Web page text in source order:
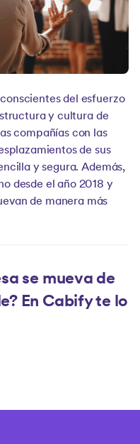
del esfuerzo
y cultura de
compañías con las
de sus
y segura. Además,
desde el año 2018 y
de manera más
se mueva de
En Cabify te lo